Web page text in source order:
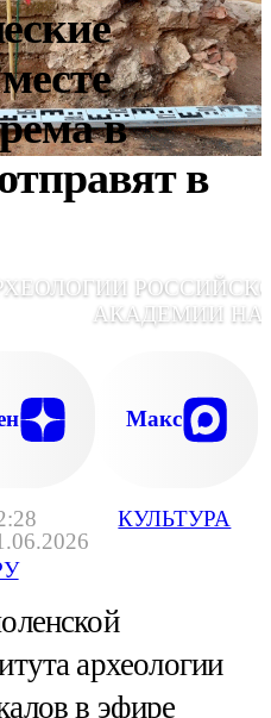
КУЛЬТУРА
в
в
АКАДЕМИИ
Макс
археологии
в эфире